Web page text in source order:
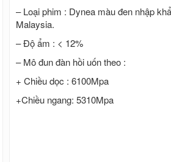
– Loại phim : Dynea màu đen nhập
Malaysia.
– Độ ẩm : < 12%
– Mô đun đàn hồi uốn theo :
+ Chiều dọc : 6100Mpa
+Chiều ngang: 5310Mpa